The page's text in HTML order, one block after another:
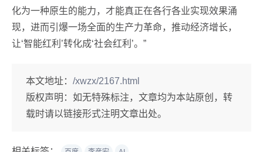
化为一种原生的能力，才能真正在各行各业实现效果涌
现，进而引爆一场全面的生产力革命，推动经济增长，
让‘智能红利’转化成‘社会红利’。”
本文地址： /xwzx/2167.html
版权声明： 如无特殊标注，文章均为本站原创，转
载时请以链接形式注明文章出处。